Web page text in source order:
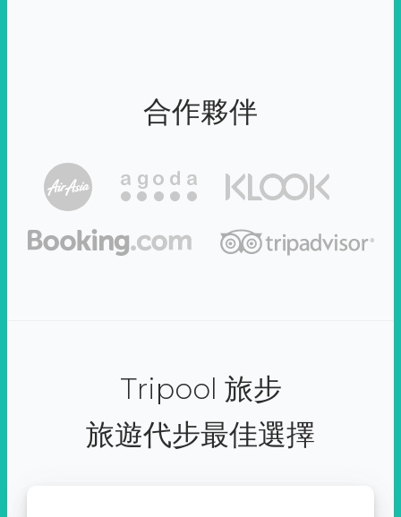
合作夥伴
Tripool 旅步
旅遊代步最佳選擇